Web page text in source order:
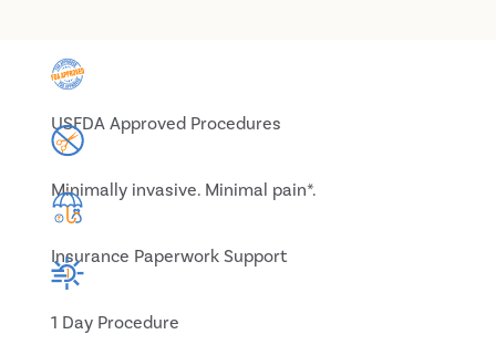
USFDA Approved Procedures
Minimally invasive. Minimal pain*.
Insurance Paperwork Support
1 Day Procedure